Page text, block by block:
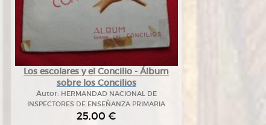
Los escolares y el Concilio - Álbum
sobre los Concilios
Autor: HERMANDAD NACIONAL DE
INSPECTORES DE ENSEÑANZA PRIMARIA
25,00 €